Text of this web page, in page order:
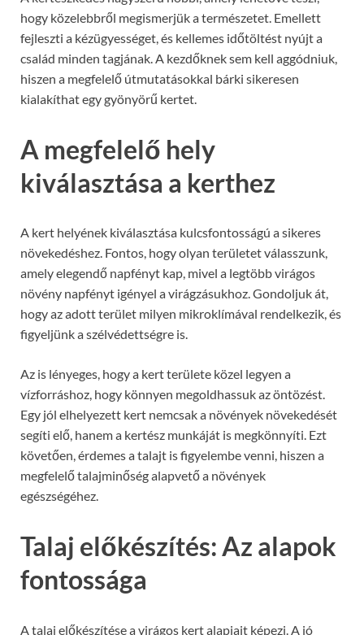
hogy közelebbről megismerjük a természetet. Emellett
fejleszti a kézügyességet, és kellemes időtöltést nyújt a
család minden tagjának. A kezdőknek sem kell aggódniuk,
hiszen a megfelelő útmutatásokkal bárki sikeresen
kialakíthat egy gyönyörű kertet.
A megfelelő hely
kiválasztása a kerthez
A kert helyének kiválasztása kulcsfontosságú a sikeres
növekedéshez. Fontos, hogy olyan területet válasszunk,
amely elegendő napfényt kap, mivel a legtöbb virágos
növény napfényt igényel a virágzásukhoz. Gondoljuk át,
hogy az adott terület milyen mikroklímával rendelkezik, és
figyeljünk a szélvédettségre is.
Az is lényeges, hogy a kert területe közel legyen a
vízforráshoz, hogy könnyen megoldhassuk az öntözést.
Egy jól elhelyezett kert nemcsak a növények növekedését
segíti elő, hanem a kertész munkáját is megkönnyíti. Ezt
követően, érdemes a talajt is figyelembe venni, hiszen a
megfelelő talajminőség alapvető a növények
egészségéhez.
Talaj előkészítés: Az alapok
fontossága
A talaj előkészítése a virágos kert alapjait képezi. A jó